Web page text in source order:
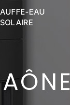
EAU
SOLAIRE